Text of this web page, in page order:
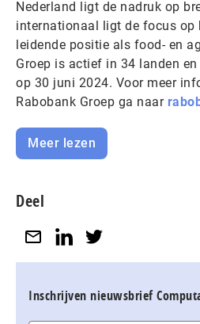
Nederland ligt de nadruk op
internationaal ligt de focus op
leidende positie als food- en
Groep is actief in 34 landen
op 30 juni 2024. Voor meer
Rabobank Groep ga naar
Meer lezen
Deel
Inschrijven nieuwsbrief